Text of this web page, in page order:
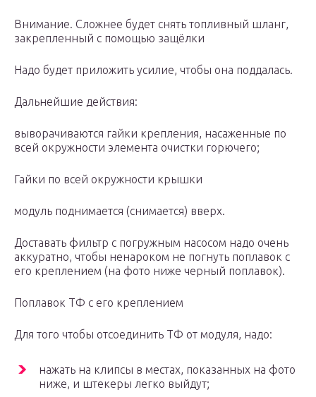
Внимание. Сложнее будет снять топливный шланг,
закрепленный с помощью защёлки
Надо будет приложить усилие, чтобы она поддалась.
Дальнейшие действия:
выворачиваются гайки крепления, насаженные по
всей окружности элемента очистки горючего;
Гайки по всей окружности крышки
модуль поднимается (снимается) вверх.
Доставать фильтр с погружным насосом надо очень
аккуратно, чтобы ненароком не погнуть поплавок с
его креплением (на фото ниже черный поплавок).
Поплавок ТФ с его креплением
Для того чтобы отсоединить ТФ от модуля, надо:
нажать на клипсы в местах, показанных на фото
ниже, и штекеры легко выйдут;